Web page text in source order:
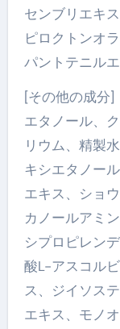
センブリエキ
ピロクトンオ
パントテニル
[その他の成分]
エタノール、
リウム、精製
キシエタノー
エキス、ショ
カノールアミ
シプロピレン
酸L-アスコル
ス、ジイソス
エキス、モノ